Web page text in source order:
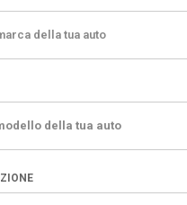
della tua auto
della tua auto